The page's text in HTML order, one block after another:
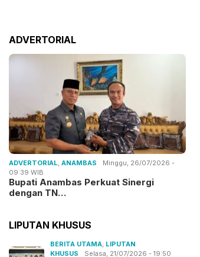
ADVERTORIAL
ADVERTORIAL,ANAMBAS
Minggu, 26/07/2026 -
09:39 WIB
Bupati Anambas Perkuat Sinergi
dengan TN…
LIPUTAN KHUSUS
BERITA UTAMA, LIPUTAN
KHUSUS
Selasa, 21/07/2026 - 19:50